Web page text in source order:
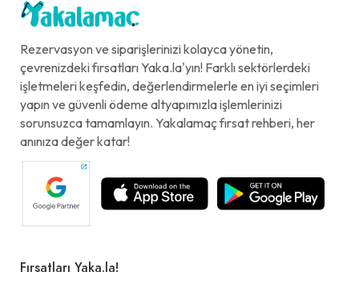
Rezervasyon ve siparişlerinizi kolayca yönetin,
çevrenizdeki fırsatları Yaka.la'yın! Farklı sektörlerdeki
işletmeleri keşfedin, değerlendirmelerle en iyi seçimleri
yapın ve güvenli ödeme altyapımızla işlemlerinizi
sorunsuzca tamamlayın. Yakalamaç fırsat rehberi, her
anınıza değer katar!
Fırsatları Yaka.la!